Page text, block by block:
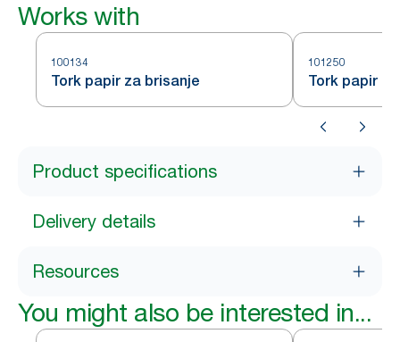
Works with
100134
Tork papir za brisanje
101250
Tork papir
Product specifications
Delivery details
Resources
You might also be interested in...